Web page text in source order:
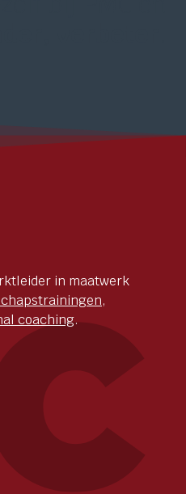
in maatwerk
,
coaching.